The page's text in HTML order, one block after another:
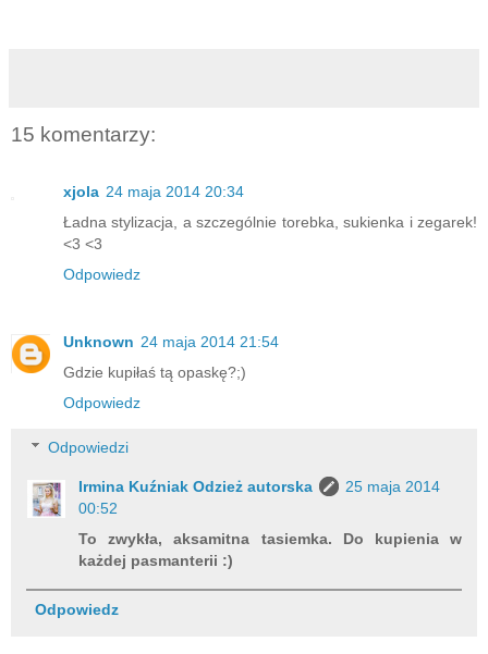
15 komentarzy:
xjola 24 maja 2014 20:34
Ładna stylizacja, a szczególnie torebka, sukienka i zegarek!
<3 <3
Odpowiedz
Unknown 24 maja 2014 21:54
Gdzie kupiłaś tą opaskę?;)
Odpowiedz
Odpowiedzi
Irmina Kuźniak Odzież autorska
25 maja 2014
00:52
To zwykła, aksamitna tasiemka. Do kupienia w
każdej pasmanterii :)
Odpowiedz